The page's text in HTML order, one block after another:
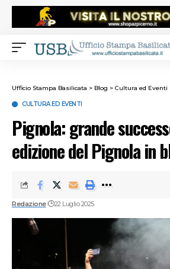
Ufficio Stampa Basilicata > Blog > Cultura ed Eventi
CULTURA ED EVENTI
Pignola: grande
edizione del Pignola in
Redazione 22 Luglio 2025